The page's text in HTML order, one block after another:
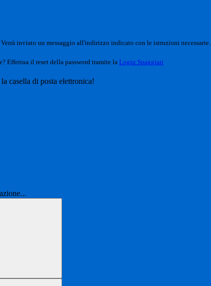
Verrà inviato un messaggio all'indirizzo indicato con le istruzioni necessarie.
Effettua il reset della password tramite la Login Spaggiari
casella di posta elettronica!